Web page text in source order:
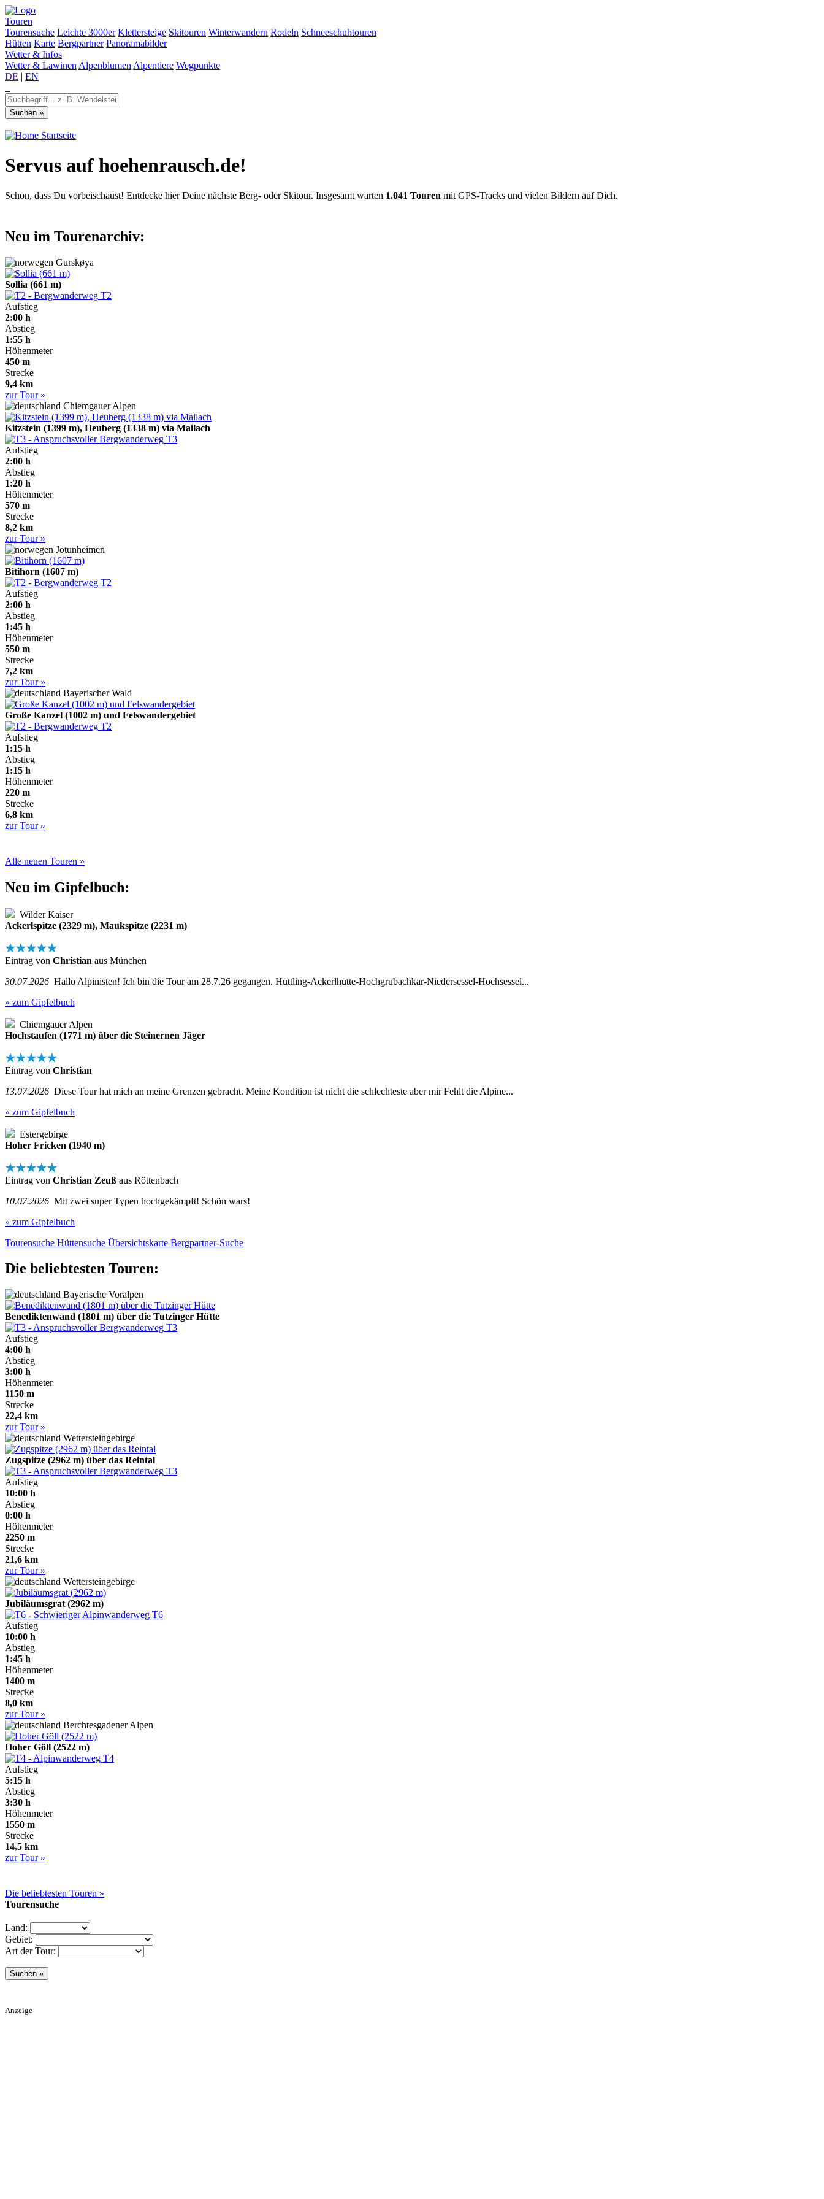
Touren
Tourensuche Leichte 3000er Klettersteige Skitouren Winterwandern Rodeln Schneeschuhtouren
Hütten Karte Bergpartner Panoramabilder
Wetter & Infos
Wetter & Lawinen Alpenblumen Alpentiere Wegpunkte
DE | EN
Startseite
Servus auf hoehenrausch.de!
Schön, dass Du vorbeischaust! Entdecke hier Deine nächste Berg- oder Skitour. Insgesamt warten 1.041 Touren mit GPS-Tracks und vielen Bildern auf Dich.
Neu im Tourenarchiv:
Gurskøya
Sollia (661 m)
T2
Aufstieg
2:00 h
Abstieg
1:55 h
Höhenmeter
450 m
Strecke
9,4 km
zur Tour »
Chiemgauer Alpen
Kitzstein (1399 m), Heuberg (1338 m) via Mailach
T3
Aufstieg
2:00 h
Abstieg
1:20 h
Höhenmeter
570 m
Strecke
8,2 km
zur Tour »
Jotunheimen
Bitihorn (1607 m)
T2
Aufstieg
2:00 h
Abstieg
1:45 h
Höhenmeter
550 m
Strecke
7,2 km
zur Tour »
Bayerischer Wald
Große Kanzel (1002 m) und Felswandergebiet
T2
Aufstieg
1:15 h
Abstieg
1:15 h
Höhenmeter
220 m
Strecke
6,8 km
zur Tour »
Alle neuen Touren »
Neu im Gipfelbuch:
Wilder Kaiser
Ackerlspitze (2329 m), Maukspitze (2231 m)
★★★★★
Eintrag von Christian aus München
30.07.2026 Hallo Alpinisten! Ich bin die Tour am 28.7.26 gegangen. Hüttling-Ackerlhütte-Hochgrubachkar-Niedersessel-Hochsessel...
» zum Gipfelbuch
Chiemgauer Alpen
Hochstaufen (1771 m) über die Steinernen Jäger
★★★★★
Eintrag von Christian
13.07.2026 Diese Tour hat mich an meine Grenzen gebracht. Meine Kondition ist nicht die schlechteste aber mir Fehlt die Alpine...
» zum Gipfelbuch
Estergebirge
Hoher Fricken (1940 m)
★★★★★
Eintrag von Christian Zeuß aus Röttenbach
10.07.2026 Mit zwei super Typen hochgekämpft! Schön wars!
» zum Gipfelbuch
Tourensuche Hüttensuche Übersichtskarte Bergpartner-Suche
Die beliebtesten Touren:
Bayerische Voralpen
Benediktenwand (1801 m) über die Tutzinger Hütte
T3
Aufstieg
4:00 h
Abstieg
3:00 h
Höhenmeter
1150 m
Strecke
22,4 km
zur Tour »
Wettersteingebirge
Zugspitze (2962 m) über das Reintal
T3
Aufstieg
10:00 h
Abstieg
0:00 h
Höhenmeter
2250 m
Strecke
21,6 km
zur Tour »
Wettersteingebirge
Jubiläumsgrat (2962 m)
T6
Aufstieg
10:00 h
Abstieg
1:45 h
Höhenmeter
1400 m
Strecke
8,0 km
zur Tour »
Berchtesgadener Alpen
Hoher Göll (2522 m)
T4
Aufstieg
5:15 h
Abstieg
3:30 h
Höhenmeter
1550 m
Strecke
14,5 km
zur Tour »
Die beliebtesten Touren »
Tourensuche
Land:
Gebiet:
Art der Tour:
Anzeige